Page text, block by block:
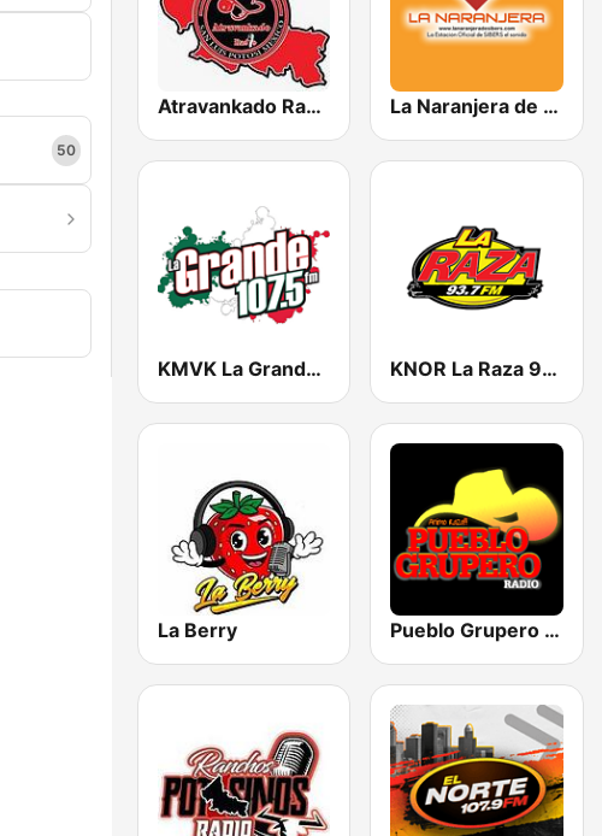
50
Atravankado Radio La Naranjera de Sibers
KMVK La Grande 107.5 FM KNOR La Raza 93.7 (US Only)
La Berry Pueblo Grupero Radio